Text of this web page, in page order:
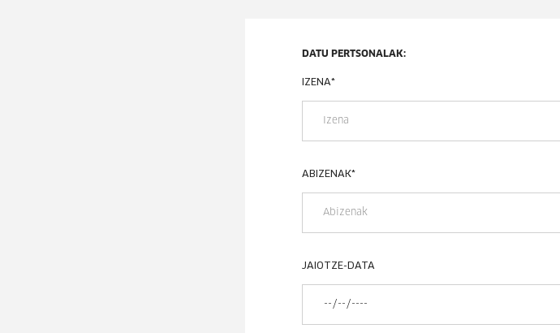
DATU PERTSONALAK:
IZENA*
ABIZENAK*
JAIOTZE-DATA